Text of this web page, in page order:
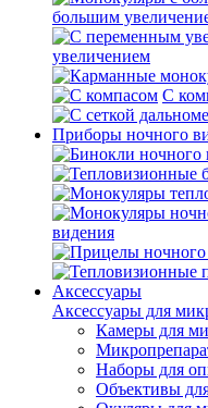
большим
увеличением
С
Приборы ночного
видения
Аксессуары
Аксессуары для
Камеры для
Наборы для
Объективы